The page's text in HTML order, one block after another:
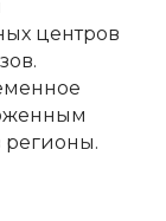
центров